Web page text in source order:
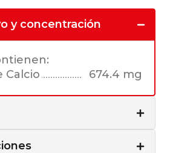
y concentración
Calcio
674.4 mg